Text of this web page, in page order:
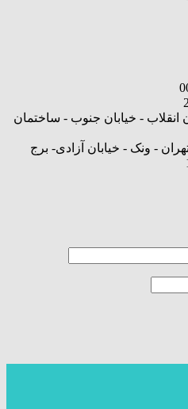
انقلاب - خیابان جنوب - ساختمان
- ونک - خیابان آزادی- برج